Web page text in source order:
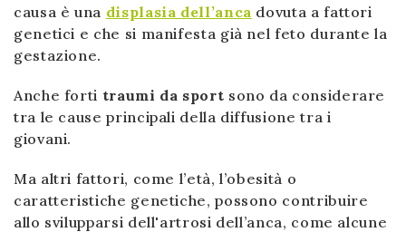
causa è una displasia dell’anca dovuta a fattori
genetici e che si manifesta già nel feto durante la
gestazione.
Anche forti traumi da sport sono da considerare
tra le cause principali della diffusione tra i
giovani.
Ma altri fattori, come l’età, l’obesità o
caratteristiche genetiche, possono contribuire
allo svilupparsi dell'artrosi dell’anca, come alcune